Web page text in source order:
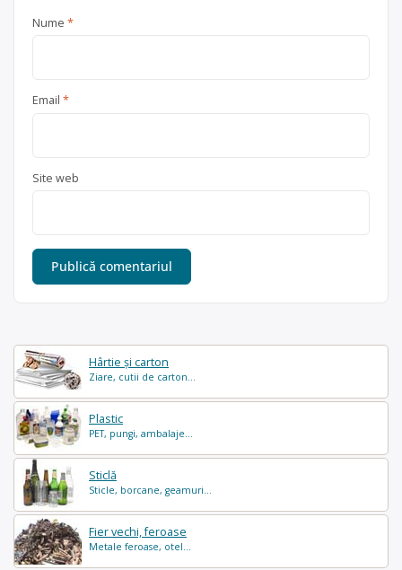
Hârtie și carton
Ziare, cutii de carton...
Plastic
PET, pungi, ambalaje...
Sticlă
Sticle, borcane, geamuri...
Fier vechi, feroase
Metale feroase, otel...
Nume *
Email *
Site web